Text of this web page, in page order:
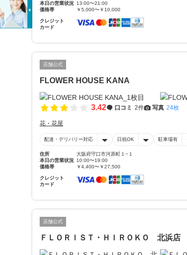
本日の営業状況 13:00〜21:00
価格帯
￥5,000〜￥10,000
クレジット
カード
店舗公式
FLOWER HOUSE KANA
3.42 口コミ 2件 写真 24枚
花・花屋
配達・デリバリー対応 日祝OK 駐車場有
住所
大阪府守口市河原町１−１
本日の営業状況 10:00〜19:00
価格帯
￥4,400〜￥27,500
クレジット
カード
店舗公式
ＦＬＯＲＩＳＴ・ＨＩＲＯＫＯ 北浜店